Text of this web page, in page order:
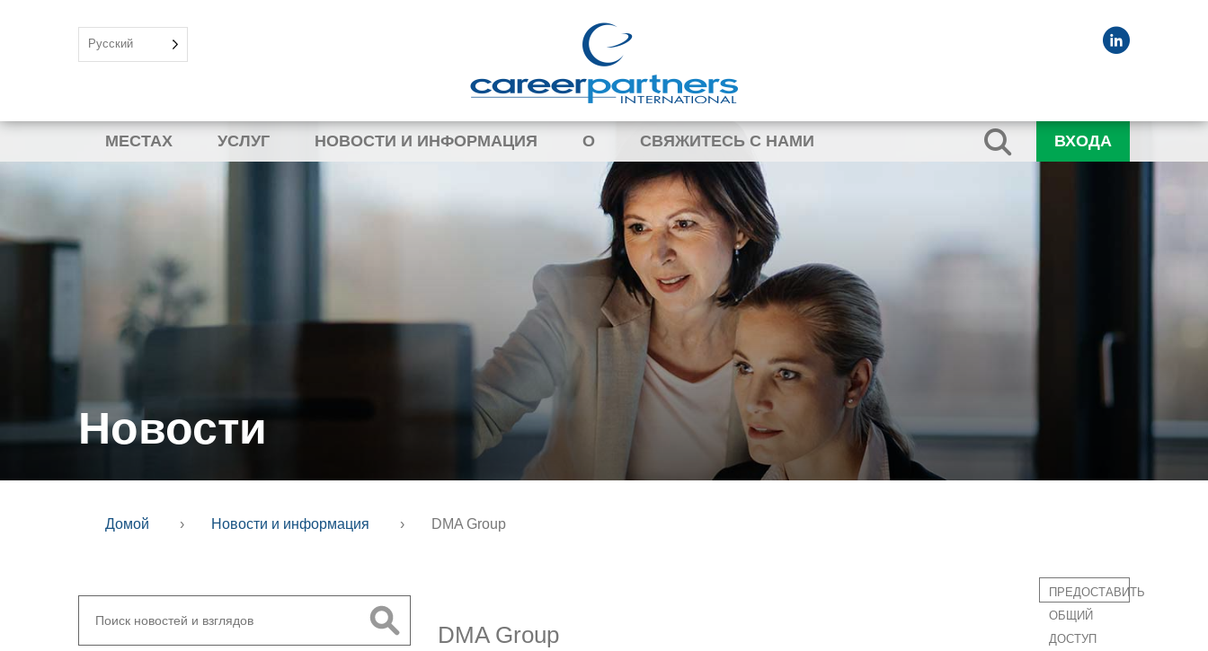
Русский
МЕСТАХ УСЛУГ НОВОСТИ И ИНФОРМАЦИЯ О СВЯЖИТЕСЬ С НАМИ ВХОДА
Новости
Домой › Новости и информация › DMA Group
ПРЕДОСТАВИТЬ
ОБЩИЙ
ДОСТУП
DMA Group